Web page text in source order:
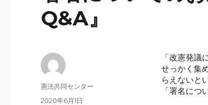
Q&A』
「改憲発議
せっかく集
らえないと
「署名につ
投
憲法共同センター
投
2020年6月1日